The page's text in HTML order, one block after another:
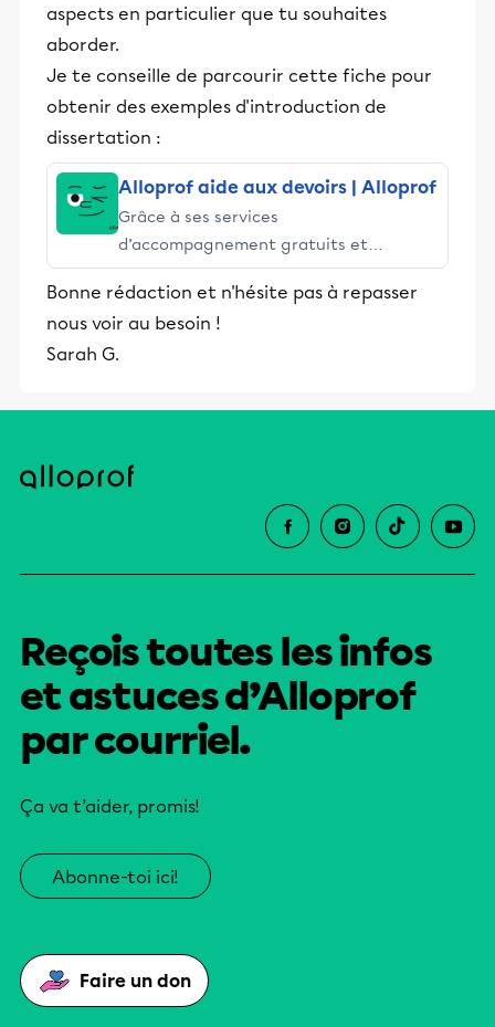
aspects en particulier que tu souhaites
aborder.
Je te conseille de parcourir cette fiche pour
obtenir des exemples d'introduction de
dissertation :
Alloprof aide aux devoirs | Alloprof
Grâce à ses services
d’accompagnement gratuits et
stimulants, Alloprof engage les élèves
et leurs parents dans la réussite
éducative.
Bonne rédaction et n'hésite pas à repasser
nous voir au besoin !
Sarah G.
Reçois toutes les infos
et astuces d’Alloprof
par courriel.
Ça va t’aider, promis!
Abonne-toi ici!
Faire un don